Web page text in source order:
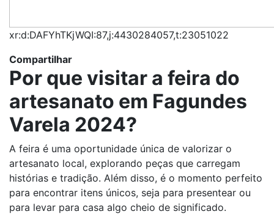
xr:d:DAFYhTKjWQI:87,j:4430284057,t:23051022
Compartilhar
Por que visitar a feira do
artesanato em Fagundes
Varela 2024?
A feira é uma oportunidade única de valorizar o
artesanato local, explorando peças que carregam
histórias e tradição. Além disso, é o momento perfeito
para encontrar itens únicos, seja para presentear ou
para levar para casa algo cheio de significado.